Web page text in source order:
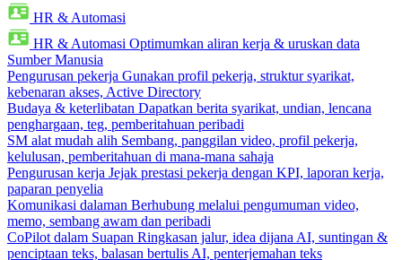
HR & Automasi
HR & Automasi Optimumkan aliran kerja & uruskan data
Sumber Manusia
Pengurusan pekerja Gunakan profil pekerja, struktur syarikat,
kebenaran akses, Active Directory
Budaya & keterlibatan Dapatkan berita syarikat, undian, lencana
penghargaan, teg, pemberitahuan peribadi
SM alat mudah alih Sembang, panggilan video, profil pekerja,
kelulusan, pemberitahuan di mana-mana sahaja
Pengurusan kerja Jejak prestasi pekerja dengan KPI, laporan kerja,
paparan penyelia
Komunikasi dalaman Berhubung melalui pengumuman video,
memo, sembang awam dan peribadi
CoPilot dalam Suapan Ringkasan jalur, idea dijana AI, suntingan &
penciptaan teks, balasan bertulis AI, penterjemahan teks